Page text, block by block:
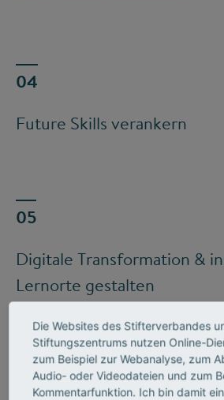
Future Skills verankern
Digitale Transformation &
Lernorte gestalten
Mehr zum Handlungsfeld
Kompetenzen"
Die Websites des Stifterverbandes
Stiftungszentrums nutzen Online-
zum Beispiel zur Webanalyse, zum
Audio- oder Videodateien und zum
Kommentarfunktion. Ich bin damit